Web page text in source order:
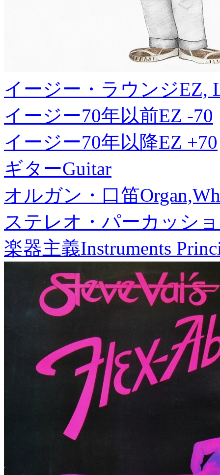
イージー・ラウンジEZ,
イージー70年以前EZ -70
イージー70年以降EZ +70
ギターGuitar
オルガン・口笛
ステレオ・パーカッシ
楽器主義Instruments